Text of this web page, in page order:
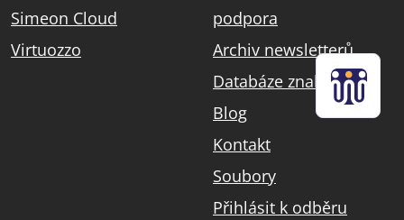
Simeon Cloud
Virtuozzo
podpora
Archiv newsletterů
Databáze znalostí
Blog
Kontakt
Soubory
Přihlásit k odběru